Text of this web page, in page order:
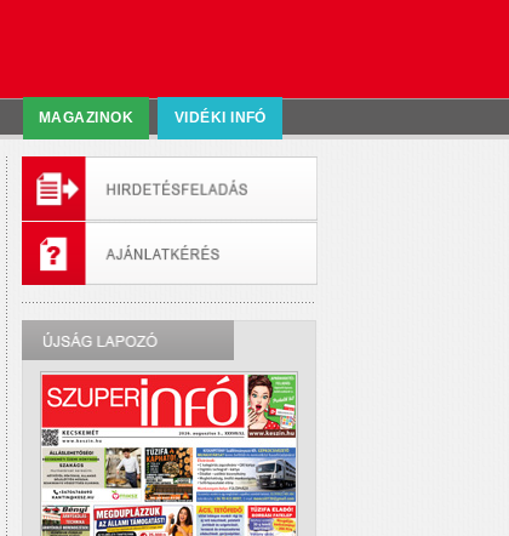
MAGAZINOK VIDÉKI INFÓ